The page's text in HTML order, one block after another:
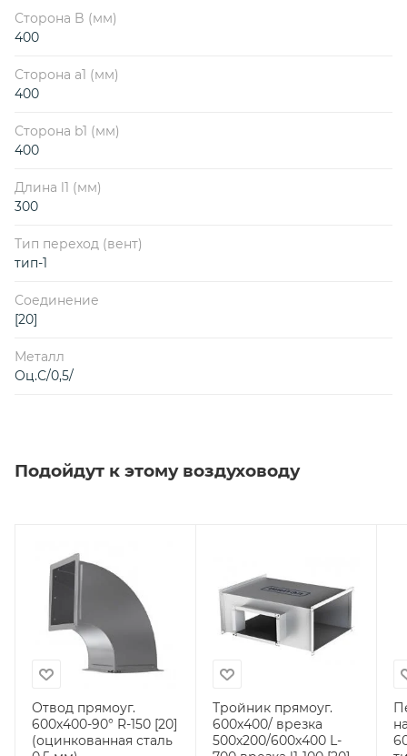
Сторона B (мм)
400
Сторона a1 (мм)
400
Сторона b1 (мм)
400
Длина l1 (мм)
300
Тип переход (вент)
тип-1
Соединение
[20]
Металл
Оц.С/0,5/
Подойдут к этому воздуховоду
Отвод прямоуг.
600х400-90° R-150 [20]
(оцинкованная сталь
Тройник прямоуг.
600х400/ врезка
500х200/600х400 L-